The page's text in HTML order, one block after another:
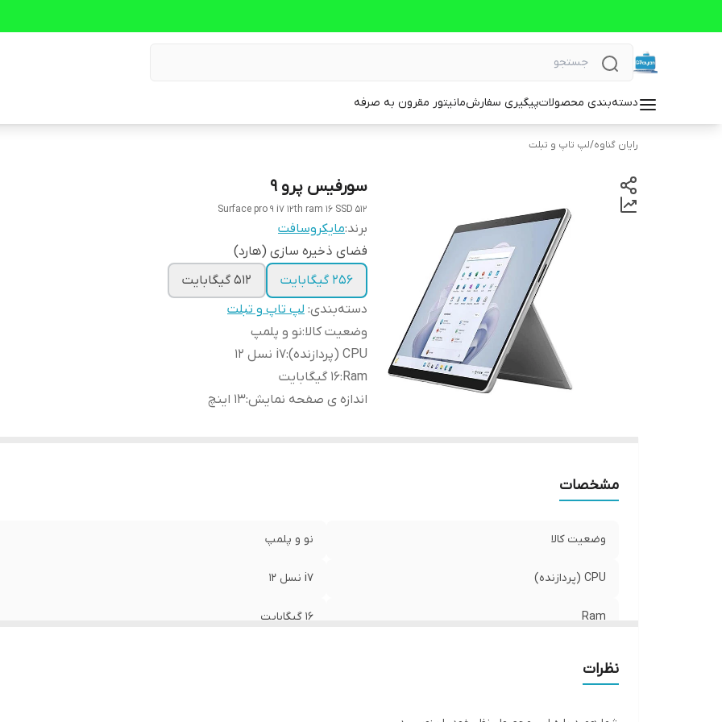
دسته‌بندی محصولاتپیگیری سفارشمانیتور مقرون به صرفه
رایان گناوه/لپ تاپ و تبلت
سورفیس پرو 9
Surface pro 9 i7 12th ram 16 SSD 512
برند:مايکروسافت
فضای ذخیره سازی (هارد)
256 گیگابایت
512 گیگابایت
دسته‌بندی: لپ تاپ و تبلت
وضعیت کالا:نو و پلمپ
CPU (پردازنده)
:i7 نسل 12
Ram
:16 گیگابایت
اندازه ی صفحه نمایش:13 اینچ
مشخصات
وضعیت کالا نو و پلمپ
CPU (پردازنده) i7 نسل 12
Ram 16 گیگابایت
نظرات